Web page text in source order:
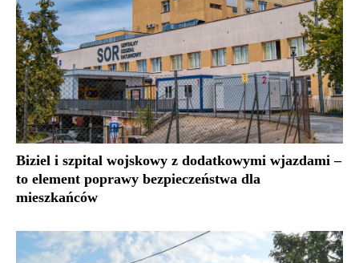
Biziel i szpital wojskowy z dodatkowymi wjazdami –
to element poprawy bezpieczeństwa dla
mieszkańców